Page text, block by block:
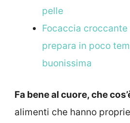
pelle
Focaccia croccante
prepara in poco
buonissima
Fa bene al cuore, che
alimenti che hanno